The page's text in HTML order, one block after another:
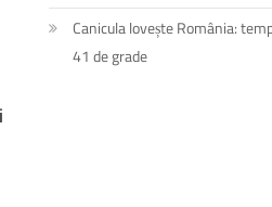
Canicula lovește România:
41 de grade